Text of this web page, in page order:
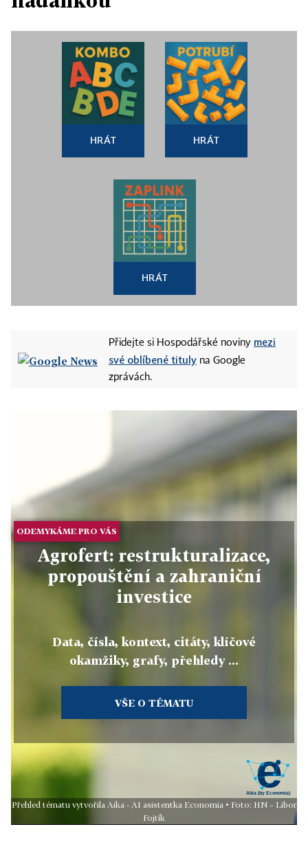
HRÁT HRÁT
HRÁT
Přidejte si Hospodářské noviny mezi
své oblíbené tituly na Google
zprávách.
ODEMYKÁME PRO VÁS
Agrofert: restrukturalizace,
propouštění a zahraniční
investice
Data, čísla, kontext, citáty, klíčové
okamžiky, grafy, přehledy ...
VŠE O TÉMATU
Přehled tématu vytvořila Aika - AI asistentka Economia • Foto: HN – Libor
Fojtík